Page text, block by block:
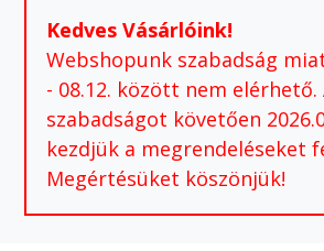
Kedves Vásárlóink!
Webshopunk szabadság
- 08.12. között nem elérhető.
szabadságot követően
kezdjük a megrendeléseket
Megértésüket köszönjük!